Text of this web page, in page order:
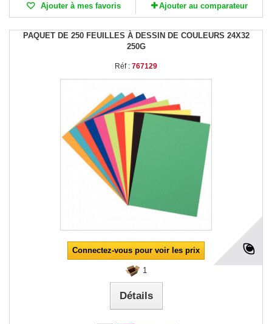
Ajouter à mes favoris Ajouter au comparateur
PAQUET DE 250 FEUILLES À DESSIN DE COULEURS 24X32
250G
Réf : 767129
Connectez-vous pour voir les prix
1
Détails